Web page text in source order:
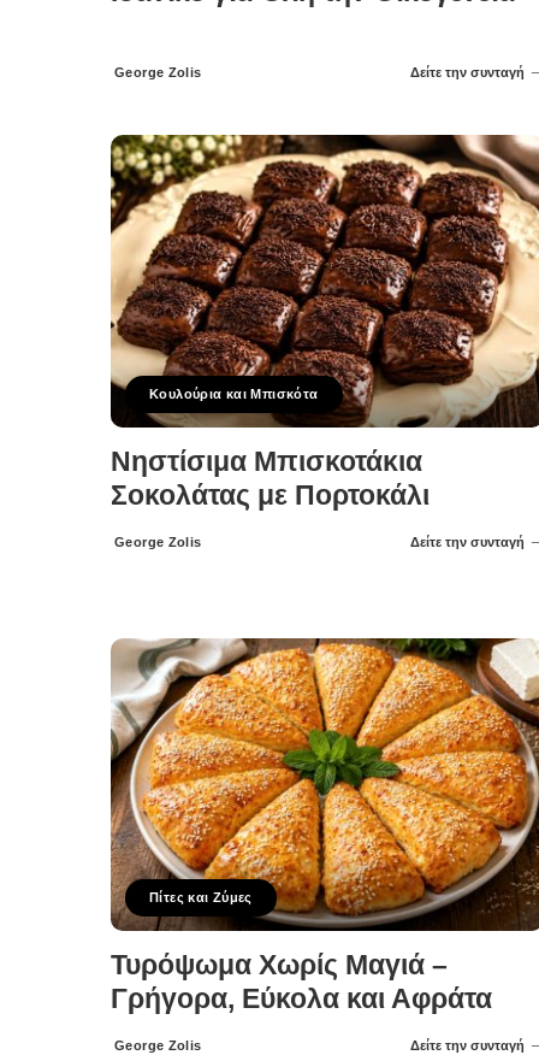
Posted
George Zolis Δείτε την συνταγή
Κουλούρια και Μπισκότα
Νηστίσιμα Μπισκοτάκια
Σοκολάτας με Πορτοκάλι
Posted
George Zolis Δείτε την συνταγή
Πίτες και Ζύμες
Τυρόψωμα Χωρίς Μαγιά –
Γρήγορα, Εύκολα και Αφράτα
George Zolis Δείτε την συνταγή